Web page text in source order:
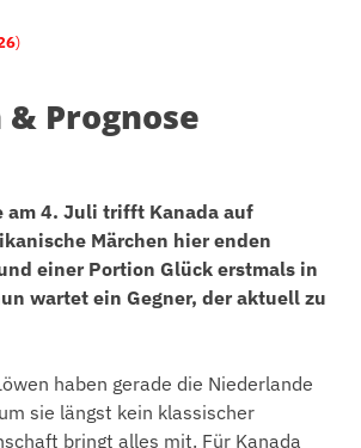
)
Prognose
am 4. Juli trifft Kanada auf
Märchen hier enden
einer Portion Glück erstmals in
wartet ein Gegner, der aktuell zu
haben gerade die Niederlande
sie längst kein klassischer
bringt alles mit. Für Kanada